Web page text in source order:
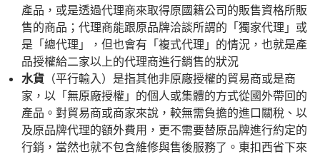
產品，或是透過代理商來取得原國籍公司的販售資格所販
售的商品；代理商能跟原品牌洽談所謂的「獨家代理」或
是「總代理」，但也會有「複式代理」的情況，也就是產
品授權給二家以上的代理商進行銷售的狀況
水貨 （平行輸入）是指其他非原廠授權的貿易商或是商
家，以「無原廠授權」的個人或集體的方式從國外帶回的
產品。對貿易商或商家來說，較無需負擔的進口關稅、以
及原品牌代理的額外費用，更不需要替原品牌進行約定的
行銷，當然也就不包含維修與售後服務了。東扣西省下來